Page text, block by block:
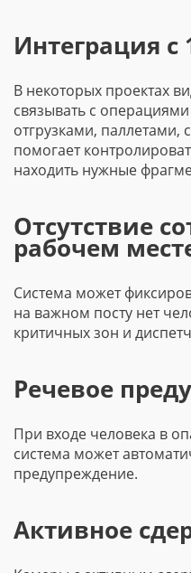
Интеграция с
В некоторых проектах
связывать с
отгрузками, паллетами,
помогает
находить нужные
Отсутствие
рабочем
Система может
на важном посту нет
критичных зон и
Речевое
При входе человека в
система может
предупреждение.
Активное